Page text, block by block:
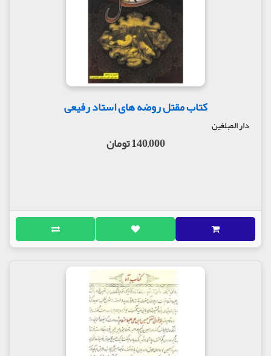
شتری بی‌جهاز سوار کرده‌اند و از دیدگانش اشک و از
رگ‌های گردنش خون جاری است!
زین‌العابدین می‌گفت:‌ای مردم بدبخت و‌ای مردم بدکار!
دشت‌های شما سیراب مباد!‌ای مردمی که حرمت پیغمبر
خود را نگاه نداشتید! پسرانش را کشتید! دخترانش را
نویسنده در این فصل اسارت را به عنوان مکمل شهادت
و عنصر مؤثر دیگر در حادثه کربلا معرفی می‌کند. می‌گوید
که زینب (س) نه تنها داغ شهادت را دید، از سوی
دیگرش طعم اسارت را نیز چشید و جهاد کامل بود. به
همین دلیل روایت نویسنده از رویاروی زینب (س) با
یزید روایتی حماسی است.
نکردی! به زودی خدای، تو را با رسولش جمع خواهد
ساخت، تا گناهِ بزرگِ ریختنِ خونِ فرزندانش را و شکستنِ
حرمتِ حریمش را کیفر کند و داد آن‌ها را از تو بستاند.
در دادگاهی که قاضی آن خدای باشد و محمد خصم تو
در ادامه نقل خطبه طولانی حضرت نزد یزید، آیت‌الله رضا
صدر به این نکته مهم اشاره می‌کند که جشن پیروزی
دربار شام به دادگاه محاکمه یزید تبدیل می‌شود، همین
مسئله نیز از نظر او اهمیت اسارتِ پس از شهادت را
برجسته می‌کند: «اگر زینب جامه رزم بر تن می‌کرد و
شهادت می‌یافت، سفر اسارتی نبود، دادگاه محاکمه یزید
تشکیل نمی‌شد و خطر اختفا، شهادت حسین را تهدید
کتاب مقتل روضه های استاد رفیعی
دار المبلغین
140,000 تومان